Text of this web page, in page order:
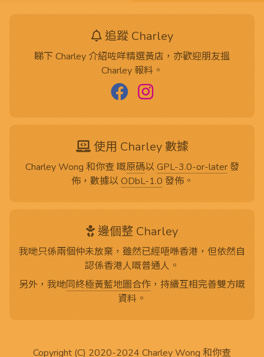
追蹤 Charley
睇下 Charley 介紹咗咩精選黃店，亦歡迎朋友搵
Charley 報料。
使用 Charley 數據
Charley Wong 和你查 嘅原碼以GPL-3.0-or-later發
佈，數據以ODbL-1.0發佈。
邊個整 Charley
我哋只係兩個仲未放棄，雖然已經唔喺香港，但依然自
認係香港人嘅普通人。
另外，我哋同終極黃藍地圖合作，持續互相完善雙方嘅
資料。
Copyright (C) 2020-2024 Charley Wong 和你查